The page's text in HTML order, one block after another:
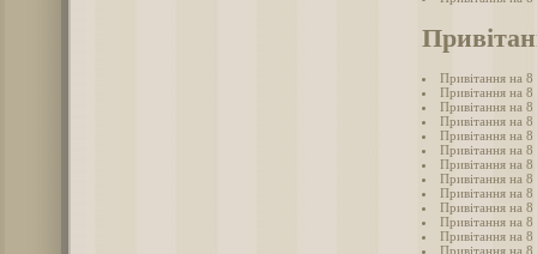
Привітання на 8
Привітання на 8
Привітання на 8
Привітання на 8
Привітання на 8
Привітання на 8
Привітання на
Привітання на 8
Привітання на 8
Привітання на 8
Привітання на 8
Привітання на 8
Привітання на 8